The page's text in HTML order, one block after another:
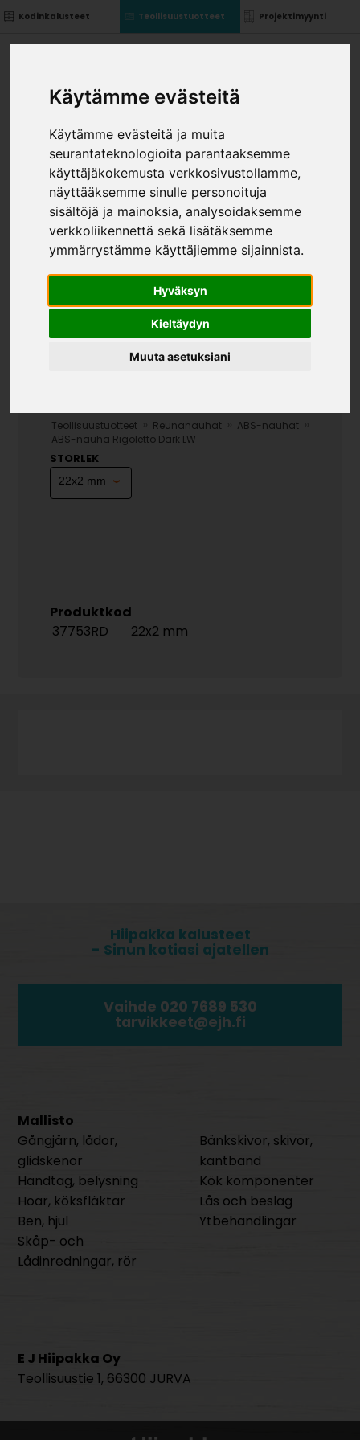
Käytämme evästeitä
Käytämme evästeitä ja muita
seurantateknologioita parantaaksemme
käyttäjäkokemusta verkkosivustollamme,
näyttääksemme sinulle personoituja
sisältöjä ja mainoksia, analysoidaksemme
verkkoliikennettä sekä lisätäksemme
ymmärrystämme käyttäjiemme sijainnista.
Hyväksyn
Kieltäydyn
Muuta asetuksiani
Kodinkalusteet Teollisuustuotteet Projektimyynti
Teollisuustuotteet Reunanauhat ABS-nauhat
ABS-nauha Rigoletto Dark LW
STORLEK
Produktkod
37753RD
22x2 mm
Hiipakka kalusteet
- Sinun kotiasi ajatellen
Vaihde 020 7689 530
tarvikkeet@ejh.fi
Mallisto
Gångjärn, lådor,
glidskenor
Handtag, belysning
Hoar, köksfläktar
Ben, hjul
Skåp- och
Lådinredningar, rör
Bänkskivor, skivor,
kantband
Kök komponenter
Lås och beslag
Ytbehandlingar
E J Hiipakka Oy
Teollisuustie 1, 66300 JURVA